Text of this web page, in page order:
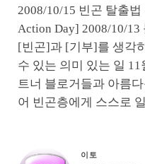
2008/10/15 빈곤 탈출
Action Day] 2008/10/13
[빈곤]과 [기부]를 생각
수 있는 의미 있는 일
트너 블로거들과 아름
어 빈곤층에게 스스로
이토